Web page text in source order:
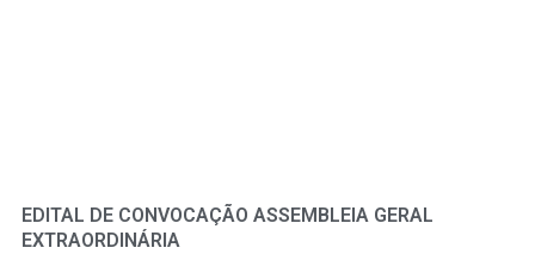
EDITAL DE CONVOCAÇÃO ASSEMBLEIA GERAL
EXTRAORDINÁRIA